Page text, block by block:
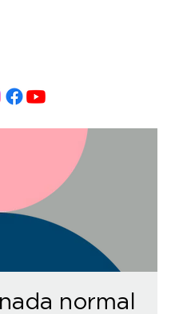
normal